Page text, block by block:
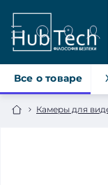
Камеры для
Все о товаре